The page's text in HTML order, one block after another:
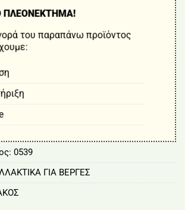
ΠΛΕΟΝΕΚΤΗΜΑ!
του παραπάνω προϊόντος
0539
ΓΙΑ ΒΕΡΓΕΣ